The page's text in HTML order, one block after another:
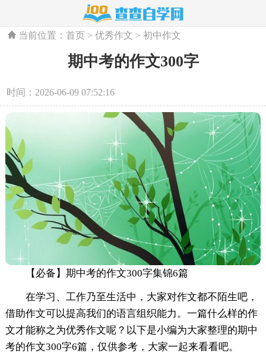
当前位置：首页 >优秀作文 >初中作文
期中考的作文300字
时间：2026-06-09 07:52:16
【必备】期中考的作文300字集锦6篇
在学习、工作乃至生活中，大家对作文都不陌生吧，
借助作文可以提高我们的语言组织能力。一篇什么样的作
文才能称之为优秀作文呢？以下是小编为大家整理的期中
考的作文300字6篇，仅供参考，大家一起来看看吧。